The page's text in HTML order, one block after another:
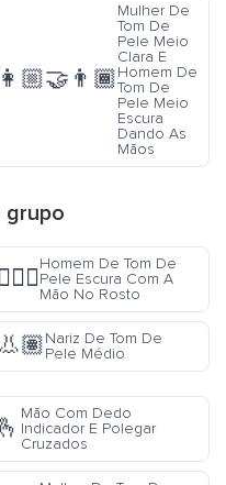
👩🏼‍🤝‍👨🏾
Mulher De
Tom De
Pele Meio
Clara E
Homem De
Tom De
Pele Meio
Escura
Dando As
Mãos
grupo
🤦🏿‍♂️
Homem De Tom De
Pele Escura Com A
Mão No Rosto
👃🏽Nariz De Tom De
Pele Médio
🫰
Mão Com Dedo
Indicador E Polegar
Cruzados